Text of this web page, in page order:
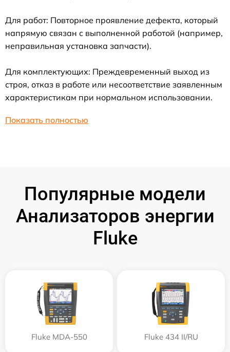
Для работ: Повторное проявление дефекта, который
напрямую связан с выполненной работой (например,
неправильная установка запчасти).
Для комплектующих: Преждевременный выход из
строя, отказ в работе или несоответствие заявленным
характеристикам при нормальном использовании.
Показать полностью
Популярные модели
Анализаторов энергии
Fluke
Fluke MDA-550 Fluke 434 II/RU